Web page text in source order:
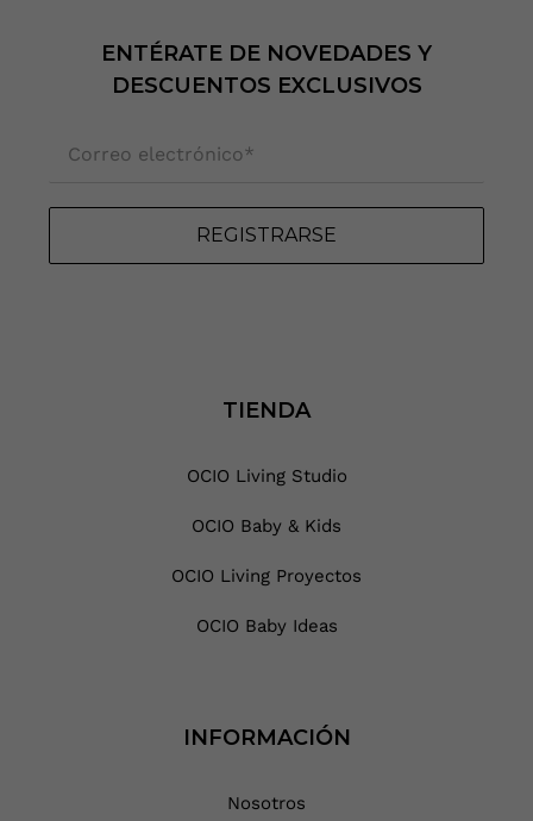
ENTÉRATE DE NOVEDADES Y
DESCUENTOS EXCLUSIVOS
REGISTRARSE
TIENDA
OCIO Living Studio
OCIO Baby & Kids
OCIO Living Proyectos
OCIO Baby Ideas
INFORMACIÓN
Nosotros